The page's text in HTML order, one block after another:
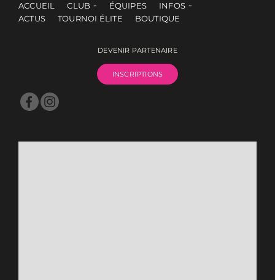
ACCUEIL CLUB ÉQUIPES
INFOS
ACTUS
TOURNOI ÉLITE BOUTIQUE
DEVENIR PARTENAIRE
INSCRIPTIONS